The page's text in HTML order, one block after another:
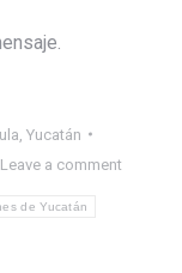
Yucatán
Leave a comment
de Yucatán